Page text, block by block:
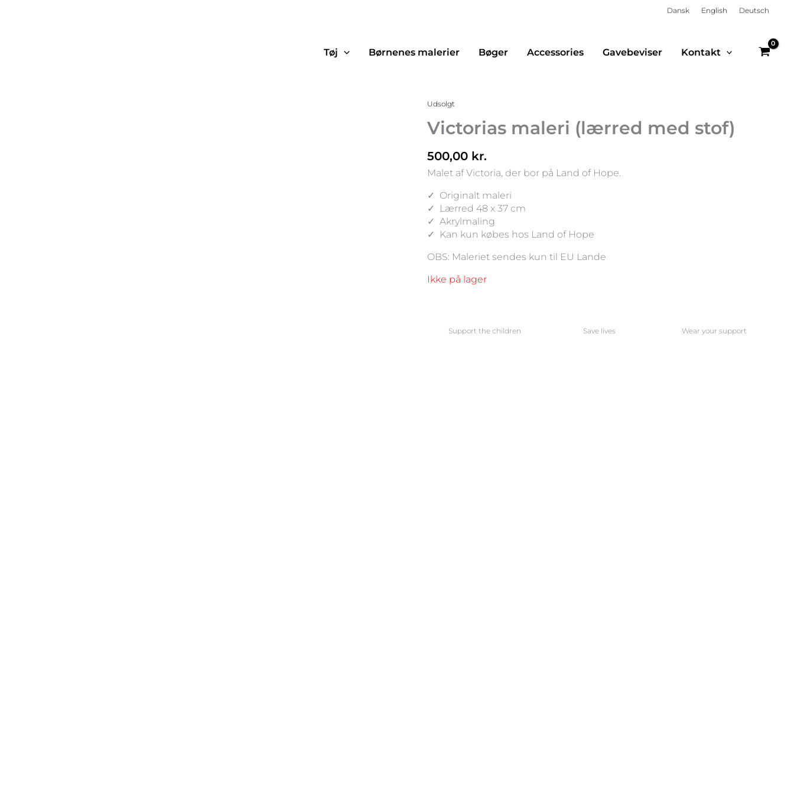
Dansk English Deutsch
Tøj Børnenes malerier Bøger Accessories Gavebeviser Kontakt
Udsolgt
Victorias maleri (lærred med stof)
500,00 kr.
Malet af Victoria, der bor på Land of Hope.
✓ Originalt maleri
✓ Lærred 48 x 37 cm
✓ Akrylmaling
✓ Kan kun købes hos Land of Hope
OBS: Maleriet sendes kun til EU Lande
Ikke på lager
Support the children Save lives Wear your support